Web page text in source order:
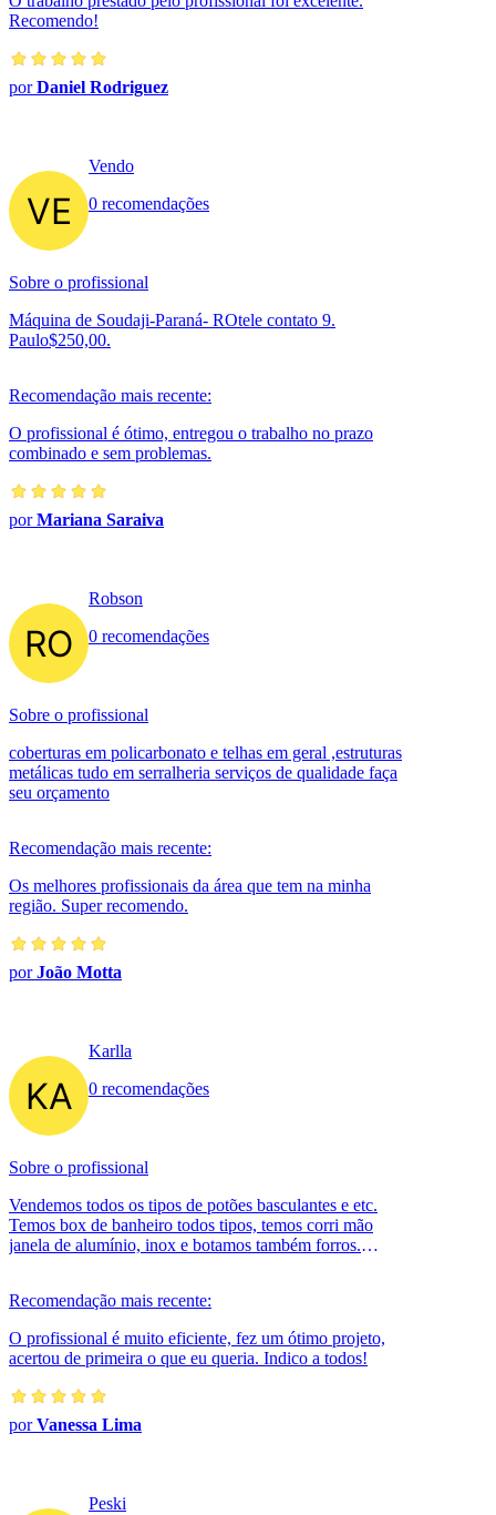
Recomendo!
porDaniel Rodriguez
Vendo
0 recomendações
Sobre o profissional
Máquina de Soudaji-Paraná- ROtele contato 9.
Paulo$250,00.
Recomendação mais recente:
O profissional é ótimo, entregou o trabalho no prazo
combinado e sem problemas.
porMariana Saraiva
Robson
0 recomendações
Sobre o profissional
coberturas em policarbonato e telhas em geral ,estruturas
metálicas tudo em serralheria serviços de qualidade faça
seu orçamento
Recomendação mais recente:
Os melhores profissionais da área que tem na minha
região. Super recomendo.
porJoão Motta
Karlla
0 recomendações
Sobre o profissional
Vendemos todos os tipos de potões basculantes e etc.
Temos box de banheiro todos tipos, temos corri mão
janela de alumínio, inox e botamos também forros.
Recomendação mais recente:
O profissional é muito eficiente, fez um ótimo projeto,
acertou de primeira o que eu queria. Indico a todos!
porVanessa Lima
Peski